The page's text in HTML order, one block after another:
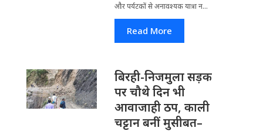
और पर्यटकों से अनावश्यक यात्रा न...
Read More
बिरही-निजमुला सड़क
पर चौथे दिन भी
आवाजाही ठप, काली
चट्टान बनीं मुसीबत–